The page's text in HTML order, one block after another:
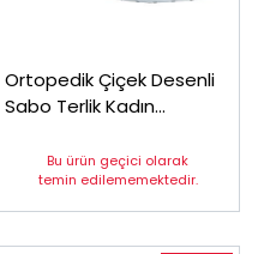
Ortopedik Çiçek Desenli
Sabo Terlik Kadın
Bu ürün geçici olarak
temin edilememektedir.